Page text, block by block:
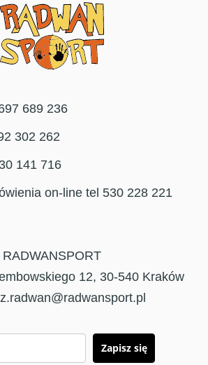
689 236
302 262
141 716
on-line tel 530 228 221
RADWANSPORT
12, 30-540 Kraków
Zapisz się